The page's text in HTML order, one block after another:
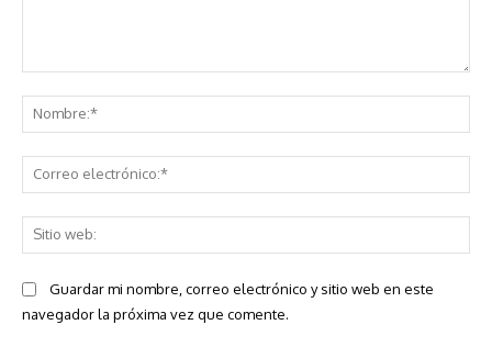
Guardar mi nombre, correo electrónico y sitio web en este
navegador la próxima vez que comente.